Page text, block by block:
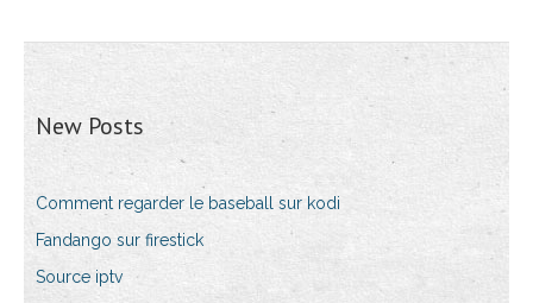
New Posts
Comment regarder le baseball sur kodi
Fandango sur firestick
Source iptv